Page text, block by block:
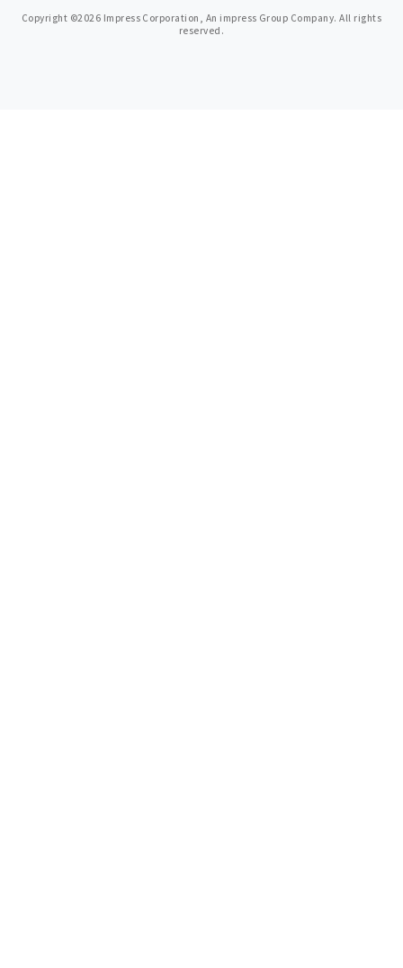
Copyright ©2026 Impress Corporation, An impress Group Company. All rights
reserved.